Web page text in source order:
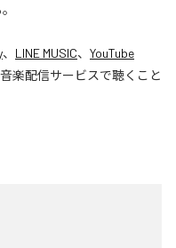
、 LINE MUSIC、 YouTube
楽配信サービスで聴くこと